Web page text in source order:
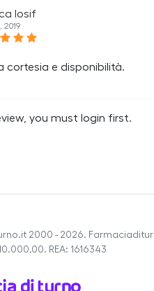
Iosif
2019
cortesia e disponibilità.
you must login first.
2000 - 2026.
REA: 1616343